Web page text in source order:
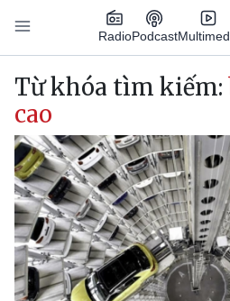
Nhảy đến nội dung
RadioPodcast
Main navigation
Từ khóa tìm kiếm:
cao